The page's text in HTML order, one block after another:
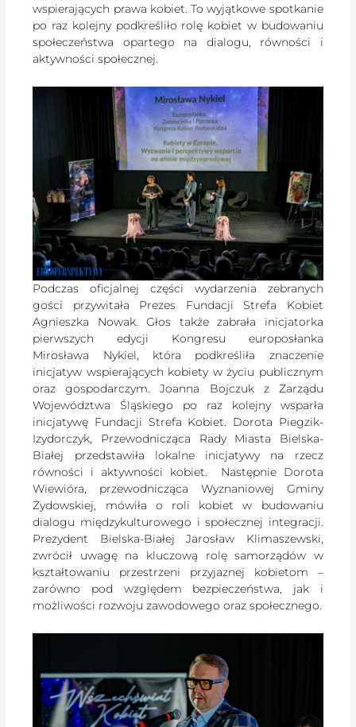
wspierających prawa kobiet. To wyjątkowe spotkanie
po raz kolejny podkreśliło rolę kobiet w budowaniu
społeczeństwa opartego na dialogu, równości i
aktywności społecznej.
Podczas oficjalnej części wydarzenia zebranych
gości przywitała Prezes Fundacji Strefa Kobiet
Agnieszka Nowak. Głos także zabrała inicjatorka
pierwszych edycji Kongresu europosłanka
Mirosława Nykiel, która podkreśliła znaczenie
inicjatyw wspierających kobiety w życiu publicznym
oraz gospodarczym. Joanna Bojczuk z Zarządu
Województwa Śląskiego po raz kolejny wsparła
inicjatywę Fundacji Strefa Kobiet. Dorota Piegzik-
Izydorczyk, Przewodnicząca Rady Miasta Bielska-
Białej przedstawiła lokalne inicjatywy na rzecz
równości i aktywności kobiet. Następnie Dorota
Wiewióra, przewodnicząca Wyznaniowej Gminy
Żydowskiej, mówiła o roli kobiet w budowaniu
dialogu międzykulturowego i społecznej integracji.
Prezydent Bielska-Białej Jarosław Klimaszewski,
zwrócił uwagę na kluczową rolę samorządów w
kształtowaniu przestrzeni przyjaznej kobietom –
zarówno pod względem bezpieczeństwa, jak i
możliwości rozwoju zawodowego oraz społecznego.